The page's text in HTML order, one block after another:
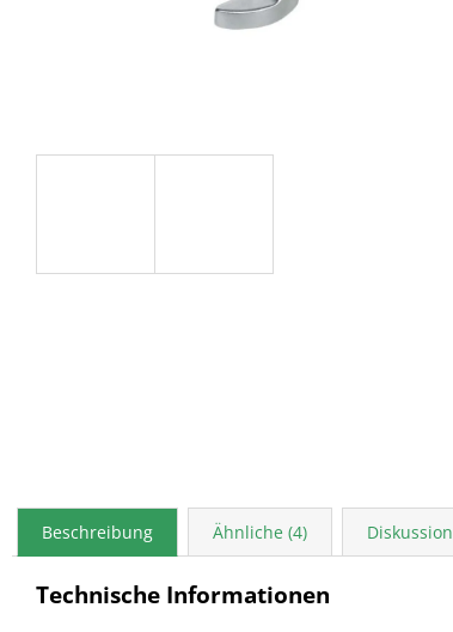
Beschreibung Ähnliche (4) Diskussion
Technische Informationen